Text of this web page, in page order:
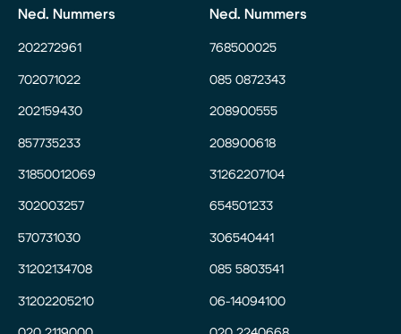
Ned. Nummers
202272961
702071022
202159430
857735233
31850012069
302003257
570731030
31202134708
31202205210
Ned. Nummers
768500025
085 0872343
208900555
208900618
31262207104
654501233
306540441
085 5803541
06-14094100